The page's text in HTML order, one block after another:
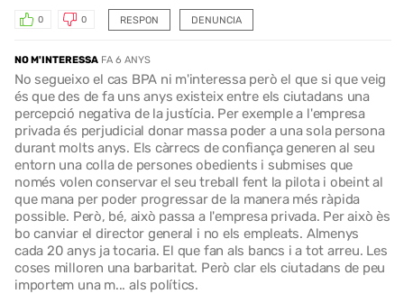
RESPON
0 0 DENUNCIA
NO M'INTERESSA FA 6 ANYS
No segueixo el cas BPA ni m'interessa però el que si que veig
és que des de fa uns anys existeix entre els ciutadans una
percepció negativa de la justícia. Per exemple a l'empresa
privada és perjudicial donar massa poder a una sola persona
durant molts anys. Els càrrecs de confiança generen al seu
entorn una colla de persones obedients i submises que
només volen conservar el seu treball fent la pilota i obeint al
que mana per poder progressar de la manera més ràpida
possible. Però, bé, això passa a l'empresa privada. Per això ès
bo canviar el director general i no els empleats. Almenys
cada 20 anys ja tocaria. El que fan als bancs i a tot arreu. Les
coses milloren una barbaritat. Però clar els ciutadans de peu
importem una m... als polítics.